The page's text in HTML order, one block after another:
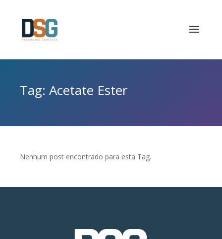
Tag: Acetate Ester
Nenhum post encontrado para esta Tag.